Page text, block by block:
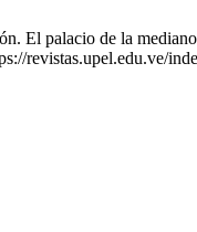
El palacio de la
revistas.upel.edu.ve/